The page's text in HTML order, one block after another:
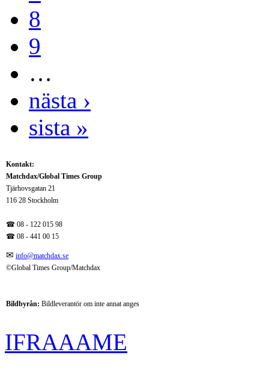
8
9
…
nästa ›
sista »
Kontakt:
Matchdax/Global Times Group
Tjärhovsgatan 21
116 28 Stockholm
☎ 08 - 122 015 98
☎ 08 - 441 00 15
✉ info@matchdax.se
©Global Times Group/Matchdax
Bildbyrån: Bildleverantör om inte annat anges
IFRAAAME